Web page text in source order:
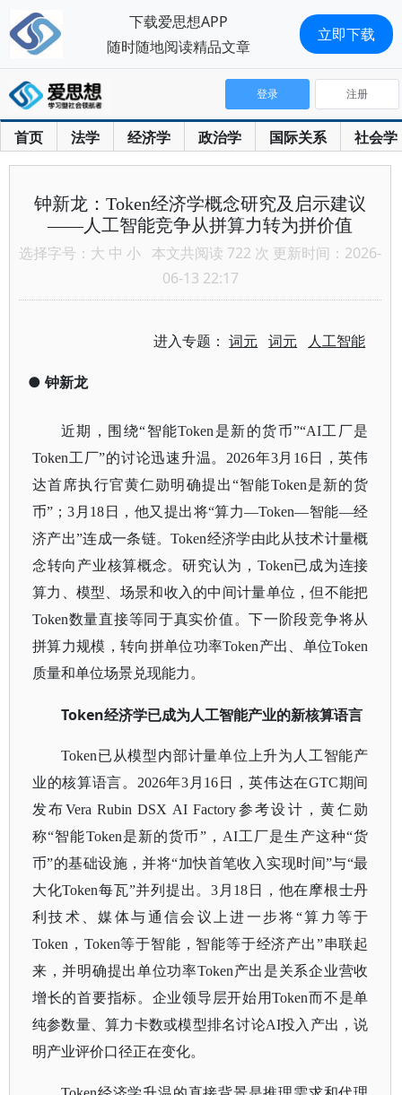
首页 法学 经济学 政治学 国际关系 社会学
登录 注册
钟新龙：Token经济学概念研究及启示建议
——人工智能竞争从拼算力转为拼价值
选择字号： 大 中 小 本文共阅读 722 次 更新时间：2026-
06-13 22:17
进入专题：词元 词元 人工智能
● 钟新龙
近期，围绕“智能Token 是新的货币”“AI工厂是
Token工厂”的讨论迅速升温。2026年3月16日，英伟
达首席执行官黄仁勋明确提出“智能Token是新的货
币”；3月18日，他又提出将“算力—Token—智能—经
济产出”连成一条链。Token经济学由此从技术计量概
念转向产业核算概念。研究认为， Token已成为连接
算力、模型、场景和收入的中间计量单位，但不能把
Token数量直接等同于真实价值。下一阶段竞争将从
拼算力规模，转向拼单位功率Token产出、单位Token
质量和单位场景兑现能力。
Token经济学已成为人工智能产业的新核算语言
Token已从模型内部计量单位上升为人工智能产
业的核算语言。2026年3月16日，英伟达在GTC期间
发布Vera Rubin DSX AI Factory参考设计，黄仁勋
称“智能Token是新的货币”，AI工厂是生产这种“货
币”的基础设施，并将“加快首笔收入实现时间”与“最
大化Token每瓦”并列提出。3月18日，他在摩根士丹
利技术、媒体与通信会议上进一步将“算力等于
Token，Token等于智能，智能等于经济产出”串联起
来，并明确提出单位功率Token产出是关系企业营收
增长的首要指标。企业领导层开始用Token而不是单
纯参数量、算力卡数或模型排名讨论AI投入产出，说
明产业评价口径正在变化。
下载爱思想APP
随时随地阅读精品文章
立即下载